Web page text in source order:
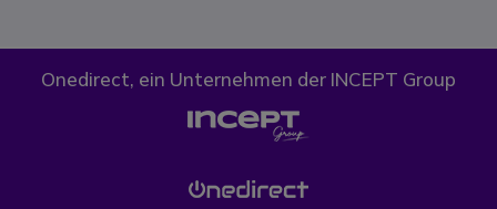
Onedirect, ein Unternehmen der INCEPT Group